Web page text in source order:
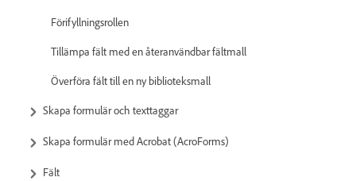
Förifyllningsrollen
Tillämpa fält med en återanvändbar fältmall
Överföra fält till en ny biblioteksmall
Skapa formulär och texttaggar
Skapa formulär med Acrobat (AcroForms)
Fält